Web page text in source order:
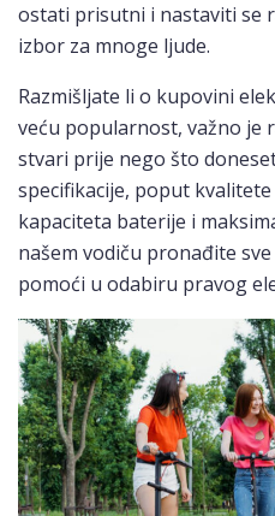
ostati prisutni i nastaviti se
izbor za mnoge ljude.
Razmišljate li o kupovini
veću popularnost, važno
stvari prije nego što
specifikacije, poput
kapaciteta baterije i
našem vodiču pronađite
pomoći u odabiru pravog